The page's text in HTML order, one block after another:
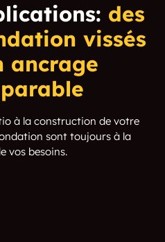
des
vissés
ancrage
à la construction de votre
sont toujours à la
vos besoins.